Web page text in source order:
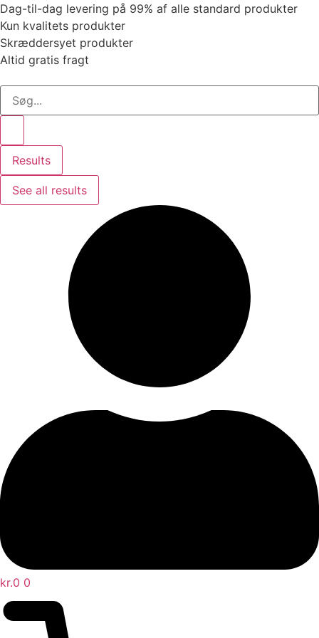
Dag-til-dag levering på 99% af alle standard produkter
Kun kvalitets produkter
Skræddersyet produkter
Altid gratis fragt
Search
Results
See all results
kr.0 0